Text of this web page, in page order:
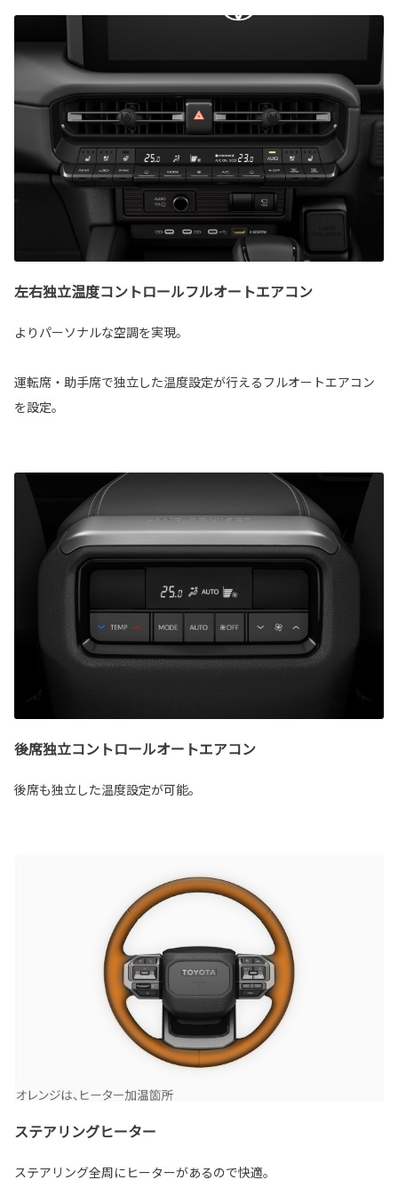
左右独立温度コントロールフルオートエアコン
よりパーソナルな空調を実現。
運転席・助手席で独立した温度設定が行えるフルオートエアコン
を設定。
後席独立コントロールオートエアコン
後席も独立した温度設定が可能。
ステアリングヒーター
ステアリング全周にヒーターがあるので快適。